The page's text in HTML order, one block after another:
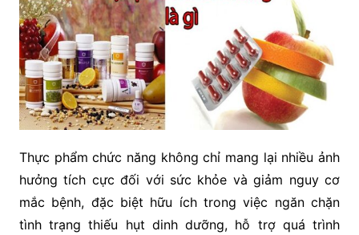
Thực phẩm chức năng không chỉ mang lại nhiều ảnh
hưởng tích cực đối với sức khỏe và giảm nguy cơ
mắc bệnh, đặc biệt hữu ích trong việc ngăn chặn
tình trạng thiếu hụt dinh dưỡng, hỗ trợ quá trình